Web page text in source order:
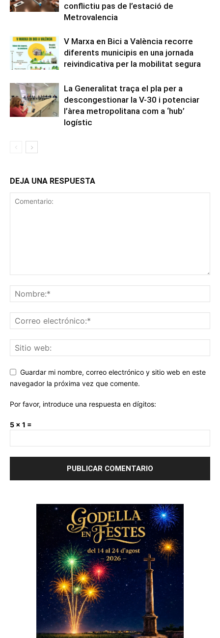
conflictiu pas de l’estació de
Metrovalencia
V Marxa en Bici a València recorre
diferents municipis en una jornada
reivindicativa per la mobilitat segura
La Generalitat traça el pla per a
descongestionar la V-30 i potenciar
l’àrea metropolitana com a ‘hub’
logístic
DEJA UNA RESPUESTA
Guardar mi nombre, correo electrónico y sitio web en este
navegador la próxima vez que comente.
Por favor, introduce una respuesta en dígitos:
5 × 1 =